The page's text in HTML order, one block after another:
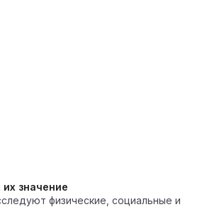
значение
физические, социальные и